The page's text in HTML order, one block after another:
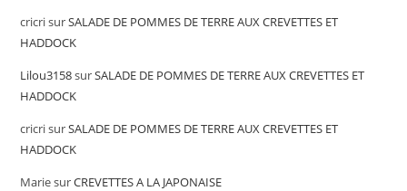
cricrisurSALADE DE POMMES DE TERRE AUX CREVETTES ET
HADDOCK
Lilou3158surSALADE DE POMMES DE TERRE AUX CREVETTES ET
HADDOCK
cricrisurSALADE DE POMMES DE TERRE AUX CREVETTES ET
HADDOCK
MariesurCREVETTES A LA JAPONAISE